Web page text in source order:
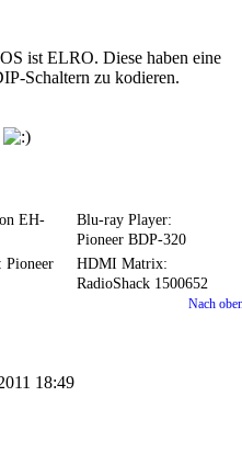
ist ELRO. Diese haben eine
Schaltern zu kodieren.
EH-
Blu-ray Player:
Pioneer BDP-320
Pioneer
HDMI Matrix:
RadioShack 1500652
Nach
18:49